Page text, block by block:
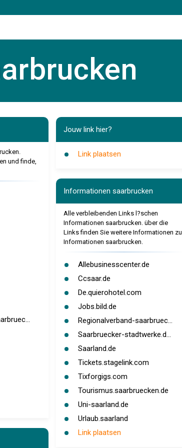
und finde,
Jouw link hier?
Link plaatsen
Informationen saarbrucken
Alle verbleibenden Links l?schen
Informationen saarbrucken. über die
Links finden Sie weitere Informationen zu
Informationen saarbrucken.
Allebusinesscenter.de
Ccsaar.de
De.quierohotel.com
Jobs.bild.de
Regionalverband-saarbruec...
Saarbruecker-stadtwerke.d...
Saarland.de
Tickets.stagelink.com
Tixforgigs.com
Tourismus.saarbruecken.de
Uni-saarland.de
Urlaub.saarland
Link plaatsen